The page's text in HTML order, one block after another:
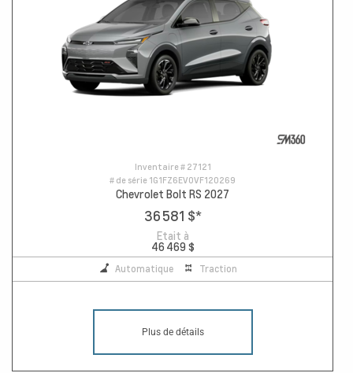
Inventaire # 27121
# de série 1G1FZ6EV0VF120269
Chevrolet Bolt RS 2027
36 581 $*
Etait à
46 469 $
Automatique Traction
Plus de détails